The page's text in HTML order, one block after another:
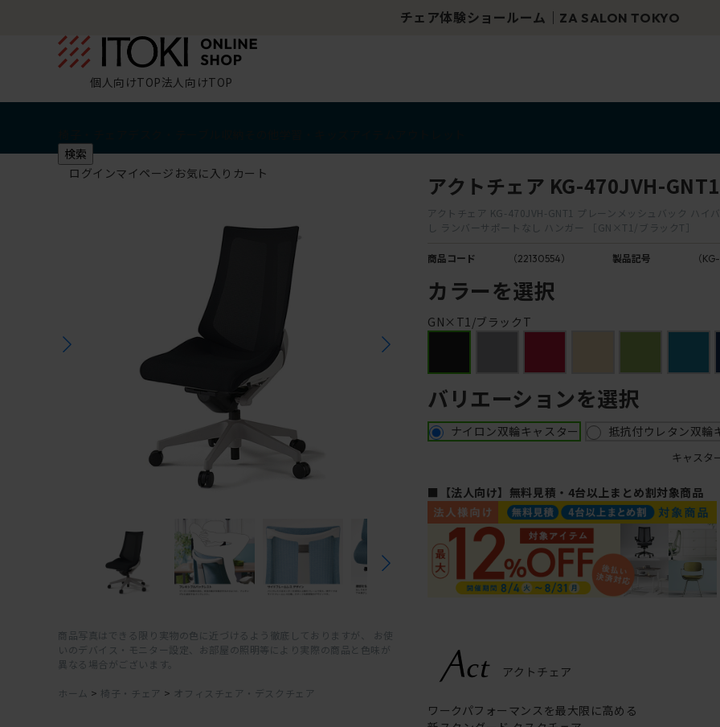
チェア体験ショールーム｜ZA SALON TOKYO
個人向けTOP法人向けTOP
検索
ログインマイページ お気に入り カート
商品写真はできる限り実物の色に近づけるよう徹底しておりますが、 お使
いのデバイス・モニター設定、お部屋の照明等により実際の商品と色味が
異なる場合がございます。
ホーム > 椅子・チェア > オフィスチェア・デスクチェア
アクトチェア KG-470JVH-GNT1
アクトチェア KG-470JVH-GNT1 プレーンメッシュバック ハイ
し ランバーサポートなし ハンガー ［GN×T1/ブラックT］
商品コード （22130554） 製品記号 （
カラーを選択
GN×T1/ブラックT
バリエーションを選択
ナイロン双輪キャスター 抵抗付ウレタン双輪
キャスタ
■【法人向け】無料見積・4台以上まとめ割対象商品
ワークパフォーマンスを最大限に高める